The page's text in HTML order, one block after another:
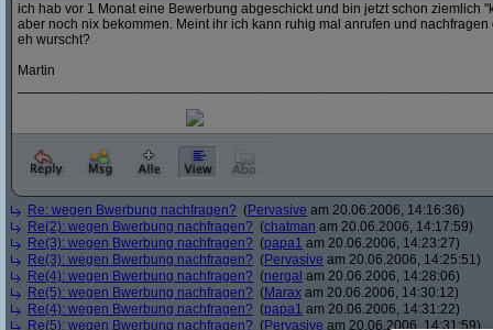
ich hab vor 1 Monat eine Bewerbung abgeschickt und bin jetzt schon ziemlich
aber noch nix bekommen. Meint ihr ich kann ruhig mal anrufen und
eh wurscht?
Martin
Re: wegen Bwerbung nachfragen? (Pervasive am 20.06.2006, 14:16:36)
Re(2): wegen Bwerbung nachfragen? (chatman am 20.06.2006, 14:17:59)
Re(3): wegen Bwerbung nachfragen? (papa1 am 20.06.2006, 14:23:27)
Re(3): wegen Bwerbung nachfragen? (Pervasive am 20.06.2006, 14:25:51)
Re(4): wegen Bwerbung nachfragen? (nergal am 20.06.2006, 14:28:06)
Re(5): wegen Bwerbung nachfragen? (Marax am 20.06.2006, 14:30:12)
Re(4): wegen Bwerbung nachfragen? (papa1 am 20.06.2006, 14:31:22)
Re(5): wegen Bwerbung nachfragen? (Pervasive am 20.06.2006, 14:31:59)